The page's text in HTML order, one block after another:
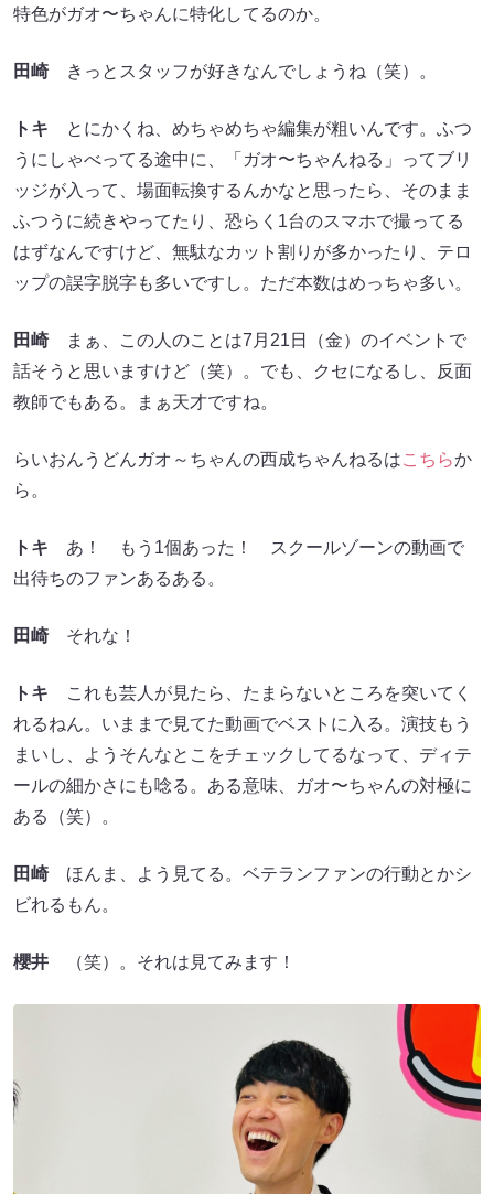
特色がガオ〜ちゃんに特化してるのか。
田崎きっとスタッフが好きなんでしょうね（笑）。
トキ とにかくね、めちゃめちゃ編集が粗いんです。ふつ
うにしゃべってる途中に、「ガオ〜ちゃんねる」ってブリ
ッジが入って、場面転換するんかなと思ったら、そのまま
ふつうに続きやってたり、恐らく1台のスマホで撮ってる
はずなんですけど、無駄なカット割りが多かったり、テロ
ップの誤字脱字も多いですし。ただ本数はめっちゃ多い。
田崎まぁ、この人のことは7月21日（金）のイベントで
話そうと思いますけど（笑）。でも、クセになるし、反面
教師でもある。まぁ天才ですね。
らいおんうどんガオ～ちゃんの西成ちゃんねるはこちらか
ら。
トキ あ！ もう1個あった！ スクールゾーンの動画で
出待ちのファンあるある。
田崎それな！
トキ これも芸人が見たら、たまらないところを突いてく
れるねん。いままで見てた動画でベストに入る。演技もう
まいし、ようそんなとこをチェックしてるなって、ディテ
ールの細かさにも唸る。ある意味、ガオ〜ちゃんの対極に
ある（笑）。
田崎ほんま、よう見てる。ベテランファンの行動とかシ
ビれるもん。
櫻井 （笑）。それは見てみます！